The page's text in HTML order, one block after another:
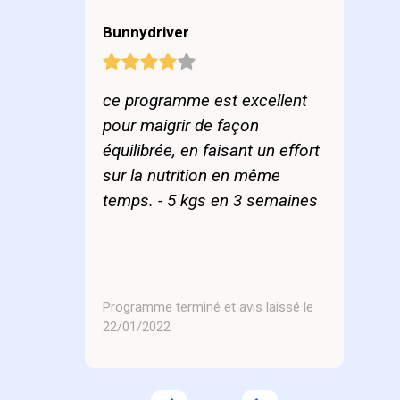
Bunnydriver
ce programme est excellent
pour maigrir de façon
équilibrée, en faisant un effort
sur la nutrition en même
temps. - 5 kgs en 3 semaines
Programme terminé et avis laissé le
22/01/2022